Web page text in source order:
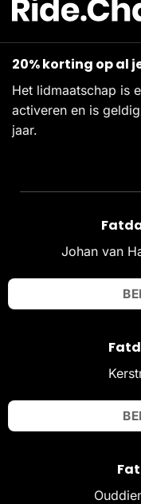
20% korting op al
Het lidmaatschap is
activeren en is
jaar.
Johan van